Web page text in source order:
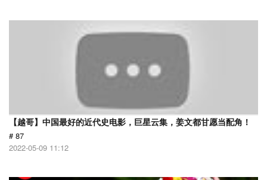
【越哥】中国最好的近代史电影，巨星云集，姜文都甘愿当配角！
# 87
2022-05-09 11:12